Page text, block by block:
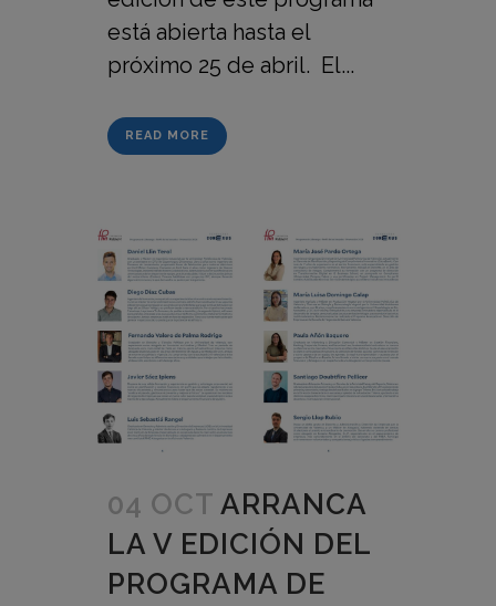
está abierta hasta el
próximo 25 de abril. El...
READ MORE
04 OCT ARRANCA
LA V EDICIÓN DEL
PROGRAMA DE